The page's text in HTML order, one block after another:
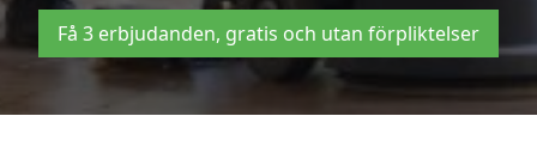
Få 3 erbjudanden, gratis och utan förpliktelser